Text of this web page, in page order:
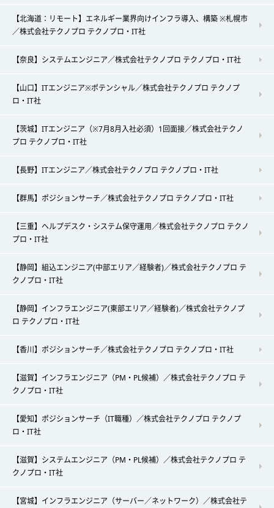
【北海道：リモート】エネルギー業界向けインフラ導入、構築 ※札幌市
／株式会社テクノプロ テクノプロ・IT社
【奈良】システムエンジニア／株式会社テクノプロ テクノプロ・IT社
【山口】ITエンジニア※ポテンシャル／株式会社テクノプロ テクノプ
ロ・IT社
【茨城】ITエンジニア（※7月8月入社必須）1回面接／株式会社テクノ
プロ テクノプロ・IT社
【長野】ITエンジニア／株式会社テクノプロ テクノプロ・IT社
【群馬】ポジションサーチ／株式会社テクノプロ テクノプロ・IT社
【三重】ヘルプデスク・システム保守運用／株式会社テクノプロ テクノ
プロ・IT社
【静岡】組込エンジニア(中部エリア／経験者)／株式会社テクノプロ テ
クノプロ・IT社
【静岡】インフラエンジニア(東部エリア／経験者)／株式会社テクノプ
ロ テクノプロ・IT社
【香川】ポジションサーチ／株式会社テクノプロ テクノプロ・IT社
【滋賀】インフラエンジニア（PM・PL候補）／株式会社テクノプロ テ
クノプロ・IT社
【愛知】ポジションサーチ（IT職種）／株式会社テクノプロ テクノプ
ロ・IT社
【滋賀】システムエンジニア（PM・PL候補）／株式会社テクノプロ テ
クノプロ・IT社
【宮城】インフラエンジニア（サーバー／ネットワーク）／株式会社テ